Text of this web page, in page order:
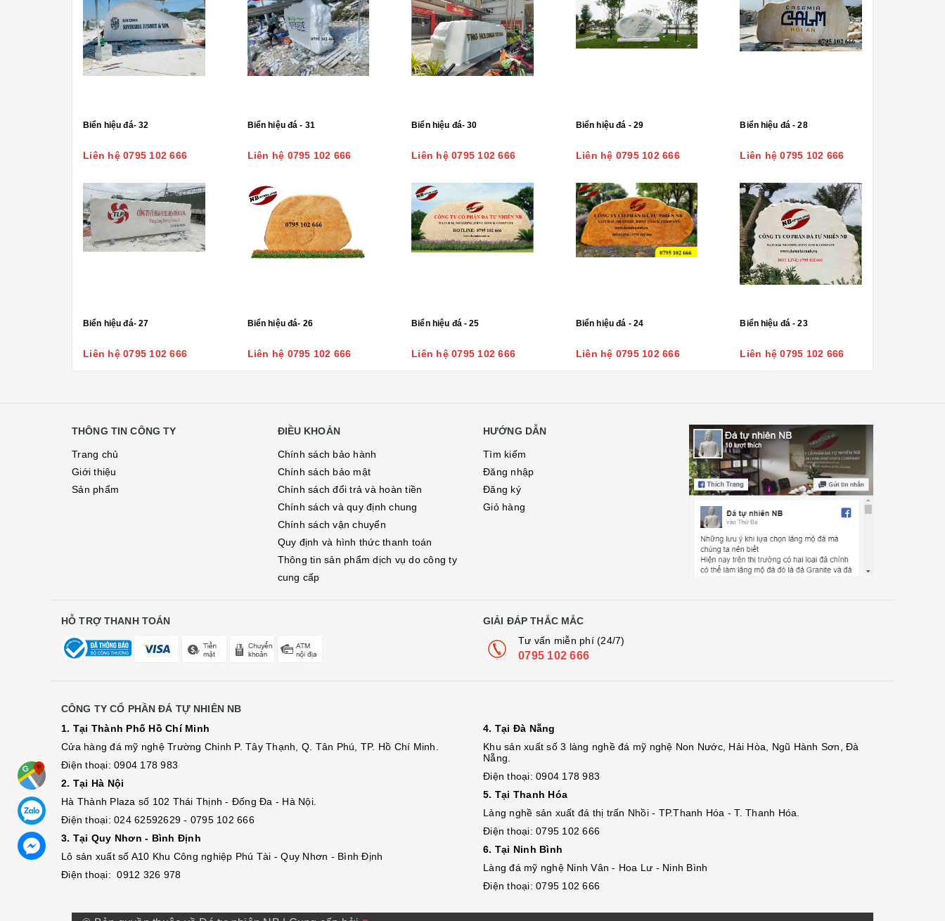
Biển hiệu đá- 32
Liên hệ 0795 102 666
Biển hiệu đá - 31
Liên hệ 0795 102 666
Biển hiệu đá- 30
Liên hệ 0795 102 666
Biển hiệu đá - 29
Liên hệ 0795 102 666
Biển hiệu đá - 28
Liên hệ 0795 102 666
Biển hiệu đá- 27
Liên hệ 0795 102 666
Biển hiệu đá- 26
Liên hệ 0795 102 666
Biển hiệu đá - 25
Liên hệ 0795 102 666
Biển hiệu đá - 24
Liên hệ 0795 102 666
Biển hiệu đá - 23
Liên hệ 0795 102 666
THÔNG TIN CÔNG TY
Trang chủ
Giới thiệu
Sản phẩm
ĐIỀU KHOẢN
Chính sách bảo hành
Chính sách bảo mật
Chính sách đổi trả và hoàn tiền
Chính sách và quy định chung
Chính sách vận chuyển
Quy định và hình thức thanh toán
Thông tin sản phẩm dịch vụ do công ty
cung cấp
HƯỚNG DẪN
Tìm kiếm
Đăng nhập
Đăng ký
Giỏ hàng
HỖ TRỢ THANH TOÁN
GIẢI ĐÁP THẮC MẮC
Tư vấn miễn phí (24/7)
0795 102 666
CÔNG TY CỔ PHẦN ĐÁ TỰ NHIÊN NB
1. Tại Thành Phố Hồ Chí Minh
Cửa hàng đá mỹ nghệ Trường Chinh P. Tây Thạnh, Q. Tân Phú, TP. Hồ Chí Minh.
Điện thoại: 0904 178 983
2. Tại Hà Nội
Hà Thành Plaza số 102 Thái Thịnh - Đống Đa - Hà Nội.
Điện thoại: 024 62592629 - 0795 102 666
3. Tại Quy Nhơn - Bình Định
Lô sản xuất số A10 Khu Công nghiệp Phú Tài - Quy Nhơn - Bình Định
Điện thoại: 0912 326 978
4. Tại Đà Nẵng
Khu sản xuất số 3 làng nghề đá mỹ nghệ Non Nước, Hải Hòa, Ngũ Hành Sơn, Đà
Nẵng.
Điện thoại: 0904 178 983
5. Tại Thanh Hóa
Làng nghề sản xuất đá thị trấn Nhồi - TP.Thanh Hóa - T. Thanh Hóa.
Điện thoại: 0795 102 666
6. Tại Ninh Bình
Làng đá mỹ nghệ Ninh Vân - Hoa Lư - Ninh Bình
Điện thoại: 0795 102 666